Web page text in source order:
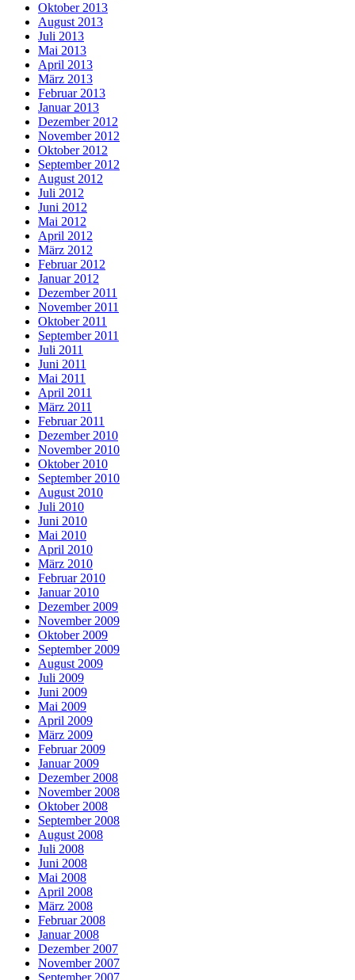
Oktober 2013
August 2013
Juli 2013
Mai 2013
April 2013
März 2013
Februar 2013
Januar 2013
Dezember 2012
November 2012
Oktober 2012
September 2012
August 2012
Juli 2012
Juni 2012
Mai 2012
April 2012
März 2012
Februar 2012
Januar 2012
Dezember 2011
November 2011
Oktober 2011
September 2011
Juli 2011
Juni 2011
Mai 2011
April 2011
März 2011
Februar 2011
Dezember 2010
November 2010
Oktober 2010
September 2010
August 2010
Juli 2010
Juni 2010
Mai 2010
April 2010
März 2010
Februar 2010
Januar 2010
Dezember 2009
November 2009
Oktober 2009
September 2009
August 2009
Juli 2009
Juni 2009
Mai 2009
April 2009
März 2009
Februar 2009
Januar 2009
Dezember 2008
November 2008
Oktober 2008
September 2008
August 2008
Juli 2008
Juni 2008
Mai 2008
April 2008
März 2008
Februar 2008
Januar 2008
Dezember 2007
November 2007